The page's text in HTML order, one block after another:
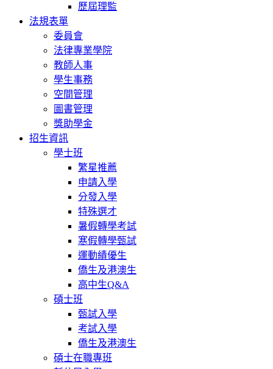
歷屆理監
法規表單
委員會
法律專業學院
教師人事
學生事務
空間管理
圖書管理
獎助學金
招生資訊
學士班
繁星推薦
申請入學
分發入學
特殊選才
暑假轉學考試
寒假轉學甄試
運動績優生
僑生及港澳生
高中生Q&A
碩士班
甄試入學
考試入學
僑生及港澳生
碩士在職專班